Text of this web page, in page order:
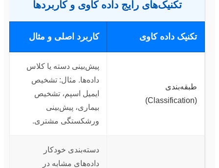
تکنیک‌های رایج داده کاوی و کاربردها
تکنیک داده کاوی کاربرد اصلی و مثال
طبقه‌بندی
(Classification)
پیش‌بینی دسته یا کلاس
داده‌ها. مثال: تشخیص
ایمیل اسپم، تشخیص
بیماری، پیش‌بینی
ورشکستگی مشتری.
دسته‌بندی خودکار
داده‌های مشابه در